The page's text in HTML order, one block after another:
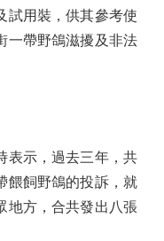
試用裝，供其參考使
一帶野鴿滋擾及非法
示，過去三年，共
餵飼野鴿的投訴，就
地方，合共發出八張